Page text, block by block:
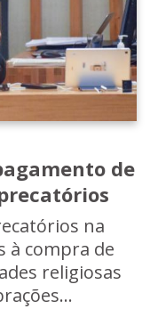
de
na
à compra de
religiosas